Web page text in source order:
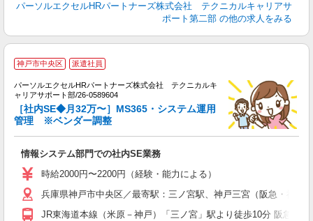
パーソルエクセルHRパートナーズ株式会社 テクニカルキャリアサ
ポート第二部 の他の求人をみる
神戸市中央区 派遣社員
パーソルエクセルHRパートナーズ株式会社 テクニカルキ
ャリアサポート部/26-0589604
［社内SE◆月32万〜］MS365・システム運用
管理 ※ベンダー調整
情報システム部門での社内SE業務
時給2000円〜2200円（経験・能力による）
兵庫県神戸市中央区／最寄駅：三ノ宮駅、神戸三宮（阪急・神戸
JR東海道本線（米原－神戸）「三ノ宮」駅より徒歩10分 阪急神